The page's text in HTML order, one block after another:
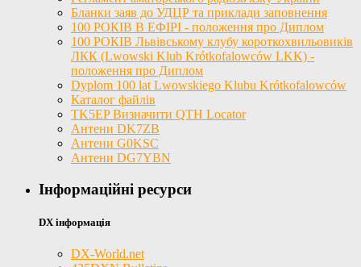
Бланки заяв до УДЦР та приклади заповнення
100 РОКІВ В ЕФІРІ - положення про Диплом
100 РОКІВ Львівському клубу короткохвильовиків
ЛКК (Lwowski Klub Krótkofalowców LKK) -
положення про Диплом
Dyplom 100 lat Lwowskiego Klubu Krótkofalowców
Каталог файлів
TK5EP Визначити QTH Locator
Антени DK7ZB
Антени G0KSC
Антени DG7YBN
Інформаційні ресурси
DX інформація
DX-World.net